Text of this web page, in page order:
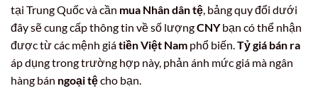
tại Trung Quốc và cần mua Nhân dân tệ, bảng quy đổi dưới
đây sẽ cung cấp thông tin về số lượngCNYbạn có thể nhận
được từ các mệnh giátiền Việt Nam phổ biến.Tỷ giá bán ra
áp dụng trong trường hợp này, phản ánh mức giá mà ngân
hàng bán ngoại tệcho bạn.